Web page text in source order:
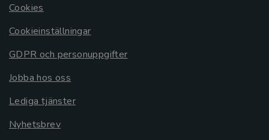
Cookies
Cookieinställningar
GDPR och personuppgifter
Jobba hos oss
Lediga tjänster
Nyhetsbrev